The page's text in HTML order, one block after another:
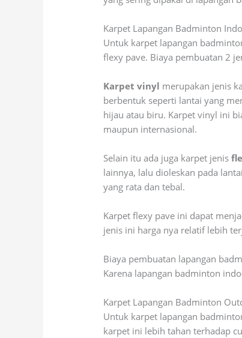
Karpet Lapangan Badminton
Untuk karpet lapangan
flexy pave. Biaya pembuatan 2
Karpet vinyl merupakan jenis
berbentuk seperti lantai yang
hijau atau biru. Karpet vinyl ini
maupun internasional.
Selain itu ada juga karpet jenis
lainnya, lalu dioleskan pada
yang rata dan tebal.
Karpet flexy pave ini dapat
jenis ini harga nya relatif lebih
Biaya pembuatan lapangan
Karena lapangan badminton
Karpet Lapangan Badminton
Untuk karpet lapangan
karpet ini lebih tahan terhadap